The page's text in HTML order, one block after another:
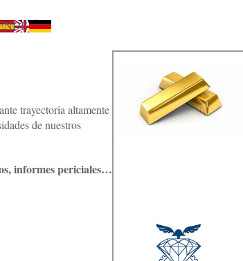
DE
trayectoria altamente
de nuestros
informes periciales…